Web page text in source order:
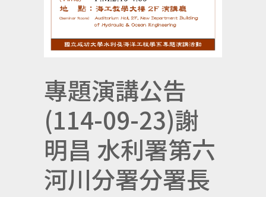
專題演講公告
(114-09-23)謝
明昌 水利署第六
河川分署分署長